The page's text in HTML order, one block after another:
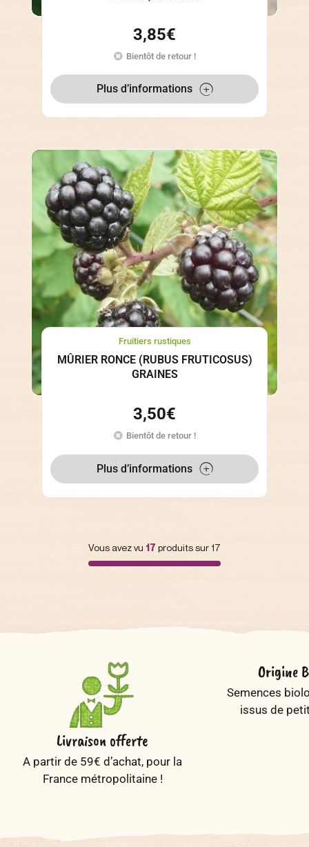
3,85€
Bientôt de retour !
Plus d’informations
Fruitiers rustiques
MÛRIER RONCE (RUBUS FRUTICOSUS)
GRAINES
3,50€
Bientôt de retour !
Plus d’informations
Vous avez vu 17 produits sur 17
Livraison offerte
A partir de 59€ d’achat, pour la
France métropolitaine !
Origine
Semences
issus de